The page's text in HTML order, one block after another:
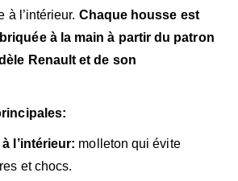
à l’intérieur. Chaque housse est
à la main à partir du patron
Renault et de son
l’intérieur: molleton qui évite
et chocs.